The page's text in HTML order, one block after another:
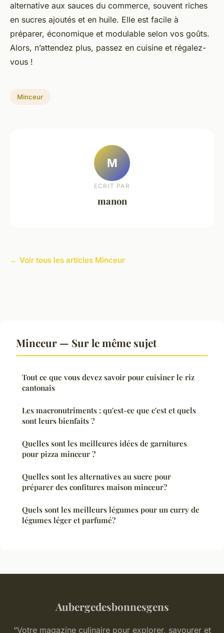
alternative aux sauces du commerce, souvent riches
en sucres ajoutés et en huile. Elle est facile à
préparer, économique et modulable selon vos goûts.
Alors, n’attendez plus, passez en cuisine et régalez-
vous !
Minceur
M
ECRIT PAR
manon
← Voir tous les articles Minceur
Minceur — Sur le même sujet
Tout ce que vous devez savoir pour cuisiner le riz
cantonais
Les macronutriments : qu'est-ce que c'est et quels
sont leurs bienfaits ?
Quelles sont les meilleures idées de garnitures
pour pizza minceur ?
Quelles sont les alternatives au sucre pour
préparer des confitures maison minceur?
Quels sont les meilleurs légumes pour un curry de
légumes léger et parfumé?
Aubergedesbonnesgens
“Votre magazine culinaire pour explorer, savourer et